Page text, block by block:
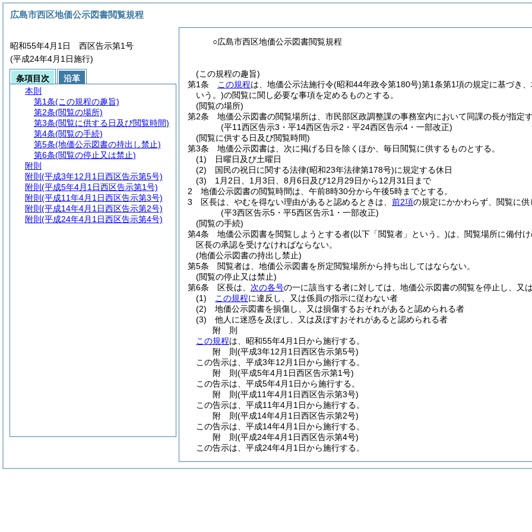
○広島市西区地価公示図書閲覧規程
(この規程の趣旨)
第1条
この規程は、地価公示法施行令(昭和44年政令第180号)第1条第1項の規定に基づき
いう。)の閲覧に関し必要な事項を定めるものとする。
(閲覧の場所)
第2条
地価公示図書の閲覧場所は、市民部区政調整課の事務室内において同課の長が指定す
(平11西区告示3・平14西区告示2・平24西区告示4・一部改正)
(閲覧に供する日及び閲覧時間)
第3条
地価公示図書は、次に掲げる日を除くほか、毎日閲覧に供するものとする。
(1)
日曜日及び土曜日
(2)
国民の祝日に関する法律(昭和23年法律第178号)に規定する休日
(3)
1月2日、1月3日、8月6日及び12月29日から12月31日まで
2
地価公示図書の閲覧時間は、午前8時30分から午後5時までとする。
3
区長は、やむを得ない理由があると認めるときは、 前2項の規定にかかわらず、閲覧に供
(平3西区告示5・平5西区告示1・一部改正)
(閲覧の手続)
第4条
地価公示図書を閲覧しようとする者(以下「閲覧者」という。)は、閲覧場所に備付
区長の承認を受けなければならない。
(地価公示図書の持出し禁止)
第5条
閲覧者は、地価公示図書を所定閲覧場所から持ち出してはならない。
(閲覧の停止又は禁止)
第6条
区長は、 次の各号の一に該当する者に対しては、地価公示図書の閲覧を停止し、又
(1)
この規程に違反し、又は係員の指示に従わない者
(2)
地価公示図書を損傷し、又は損傷するおそれがあると認められる者
(3)
他人に迷惑を及ぼし、又は及ぼすおそれがあると認められる者
附 則
この規程は、昭和55年4月1日から施行する。
附 則(平成3年12月1日西区告示第5号)
この告示は、平成3年12月1日から施行する。
附 則(平成5年4月1日西区告示第1号)
この告示は、平成5年4月1日から施行する。
附 則(平成11年4月1日西区告示第3号)
この告示は、平成11年4月1日から施行する。
附 則(平成14年4月1日西区告示第2号)
この告示は、平成14年4月1日から施行する。
附 則(平成24年4月1日西区告示第4号)
この告示は、平成24年4月1日から施行する。
広島市西区地価公示図書閲覧規程
昭和55年4月1日 西区告示第1号
(平成24年4月1日施行)
条項目次
沿革
本則
第1条(この規程の趣旨)
第2条(閲覧の場所)
第3条(閲覧に供する日及び閲覧時間)
第4条(閲覧の手続)
第5条(地価公示図書の持出し禁止)
第6条(閲覧の停止又は禁止)
附則
附則 (平成3年12月1日西区告示第5号)
附則 (平成5年4月1日西区告示第1号)
附則 (平成11年4月1日西区告示第3号)
附則 (平成14年4月1日西区告示第2号)
附則 (平成24年4月1日西区告示第4号)